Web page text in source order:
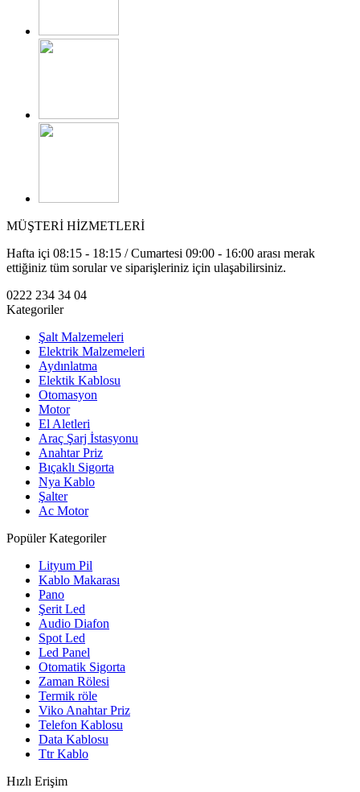
MÜŞTERİ HİZMETLERİ
Hafta içi 08:15 - 18:15 / Cumartesi 09:00 - 16:00 arası merak
ettiğiniz tüm sorular ve siparişleriniz için ulaşabilirsiniz.
0222 234 34 04
Kategoriler
Şalt Malzemeleri
Elektrik Malzemeleri
Aydınlatma
Elektik Kablosu
Otomasyon
Motor
El Aletleri
Araç Şarj İstasyonu
Anahtar Priz
Bıçaklı Sigorta
Nya Kablo
Şalter
Ac Motor
Popüler Kategoriler
Lityum Pil
Kablo Makarası
Pano
Şerit Led
Audio Diafon
Spot Led
Led Panel
Otomatik Sigorta
Zaman Rölesi
Termik röle
Viko Anahtar Priz
Telefon Kablosu
Data Kablosu
Ttr Kablo
Hızlı Erişim